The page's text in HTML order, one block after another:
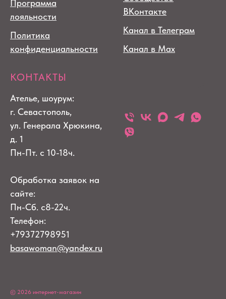
Программа
лояльности
Политика
конфиденциальности
ВКонтакте
Канал в Телеграм
Канал в Max
КОНТАКТЫ
Ателье, шоурум:
г. Севастополь,
ул. Генерала Хрюкина,
д. 1
Пн-Пт. с 10-18ч.
Обработка заявок на
сайте:
Пн-Сб. с8-22ч.
Телефон:
+79372798951
basawoman@yandex.ru
© 2026 интернет-магазин